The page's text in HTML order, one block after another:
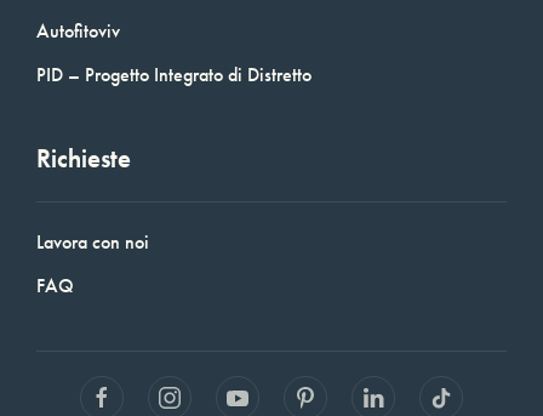
Autofitoviv
PID – Progetto Integrato di Distretto
Richieste
Lavora con noi
FAQ